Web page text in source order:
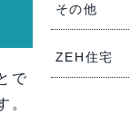
で
。
その他
ZEH住宅